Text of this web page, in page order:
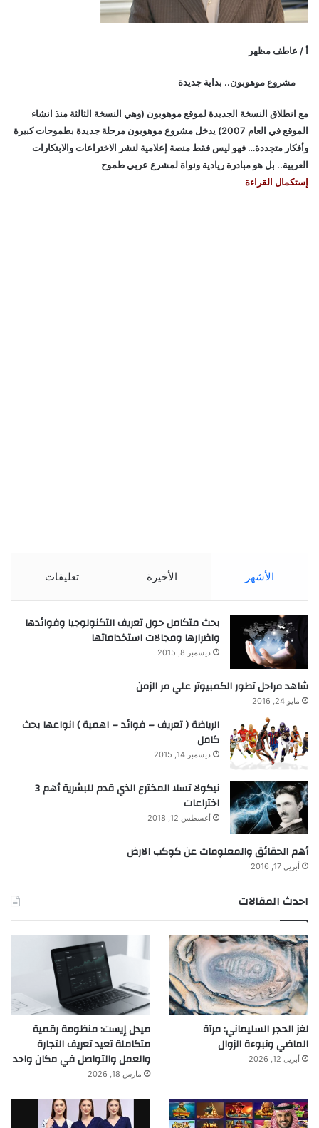
أ / عاطف مظهر
مشروع موهوبون.. بداية جديدة
مع انطلاق النسخة الجديدة لموقع موهوبون (وهي النسخة الثالثة منذ انشاء
الموقع في العام 2007) يدخل مشروع موهوبون مرحلة جديدة بطموحات كبيرة
وأفكار متجددة… فهو ليس فقط منصة إعلامية لنشر الاختراعات والابتكارات
العربية.. بل هو مبادرة ريادية ونواة لمشرع عربي طموح
إستكمال القراءة
الأشهر الأخيرة تعليقات
بحث متكامل حول تعريف التكنولوجيا وفوائدها
واضرارها ومجالات استخداماتها
ديسمبر 8, 2015
شاهد مراحل تطور الكمبيوتر علي مر الزمن
مايو 24, 2016
الرياضة ( تعريف – فوائد – اهمية ) انواعها بحث
كامل
ديسمبر 14, 2015
نيكولا تسلا المخترع الذي قدم للبشرية أهم 3
اختراعات
أغسطس 12, 2018
أهم الحقائق والمعلومات عن كوكب الارض
أبريل 17, 2016
احدث المقالات
لغز الحجر السليماني: مرآة
الماضي ونبوءة الزوال
أبريل 12, 2026
ميدل إيست: منظومة رقمية
متكاملة تعيد تعريف التجارة
والعمل والتواصل في مكان واحد
مارس 18, 2026